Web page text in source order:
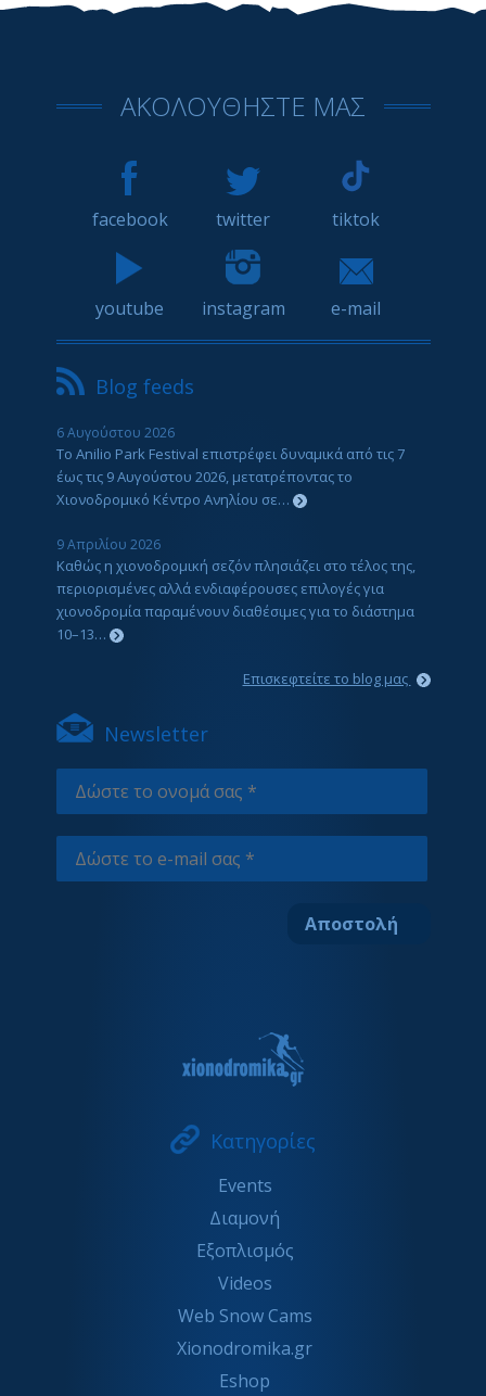
ΑΚΟΛΟΥΘΗΣΤΕ ΜΑΣ
facebook twitter tiktok
youtube instagram e-mail
Blog feeds
6 Αυγούστου 2026
Το Anilio Park Festival επιστρέφει δυναμικά από τις 7
έως τις 9 Αυγούστου 2026, μετατρέποντας το
Χιονοδρομικό Κέντρο Ανηλίου σε…
9 Απριλίου 2026
Καθώς η χιονοδρομική σεζόν πλησιάζει στο τέλος της,
περιορισμένες αλλά ενδιαφέρουσες επιλογές για
χιονοδρομία παραμένουν διαθέσιμες για το διάστημα
10–13…
Επισκεφτείτε το blog μας
Newsletter
Κατηγορίες
Events
Διαμονή
Εξοπλισμός
Videos
Web Snow Cams
Xionodromika.gr
Eshop